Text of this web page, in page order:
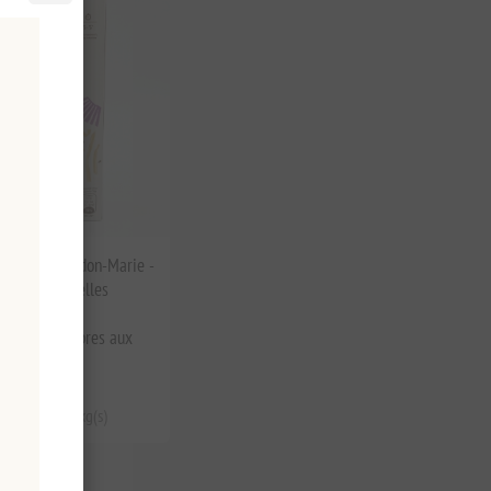
au chardon-Marie -
traditionnelles
| Pâtes
riches en fibres aux